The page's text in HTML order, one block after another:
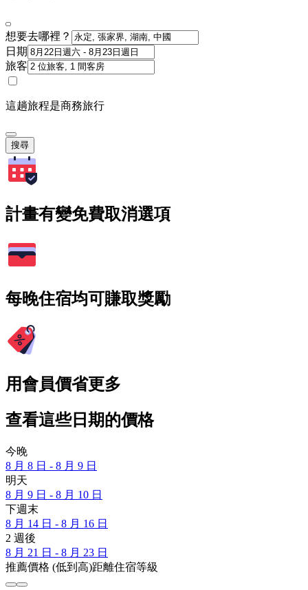
想要去哪裡？
日期
旅客
這趟旅程是商務旅行
搜尋
計畫有變免費取消選項
每晚住宿均可賺取獎勵
用會員價省更多
查看這些日期的價格
今晚
8 月 8 日 - 8 月 9 日
明天
8 月 9 日 - 8 月 10 日
下週末
8 月 14 日 - 8 月 16 日
2 週後
8 月 21 日 - 8 月 23 日
推薦價格 (低到高)距離住宿等級